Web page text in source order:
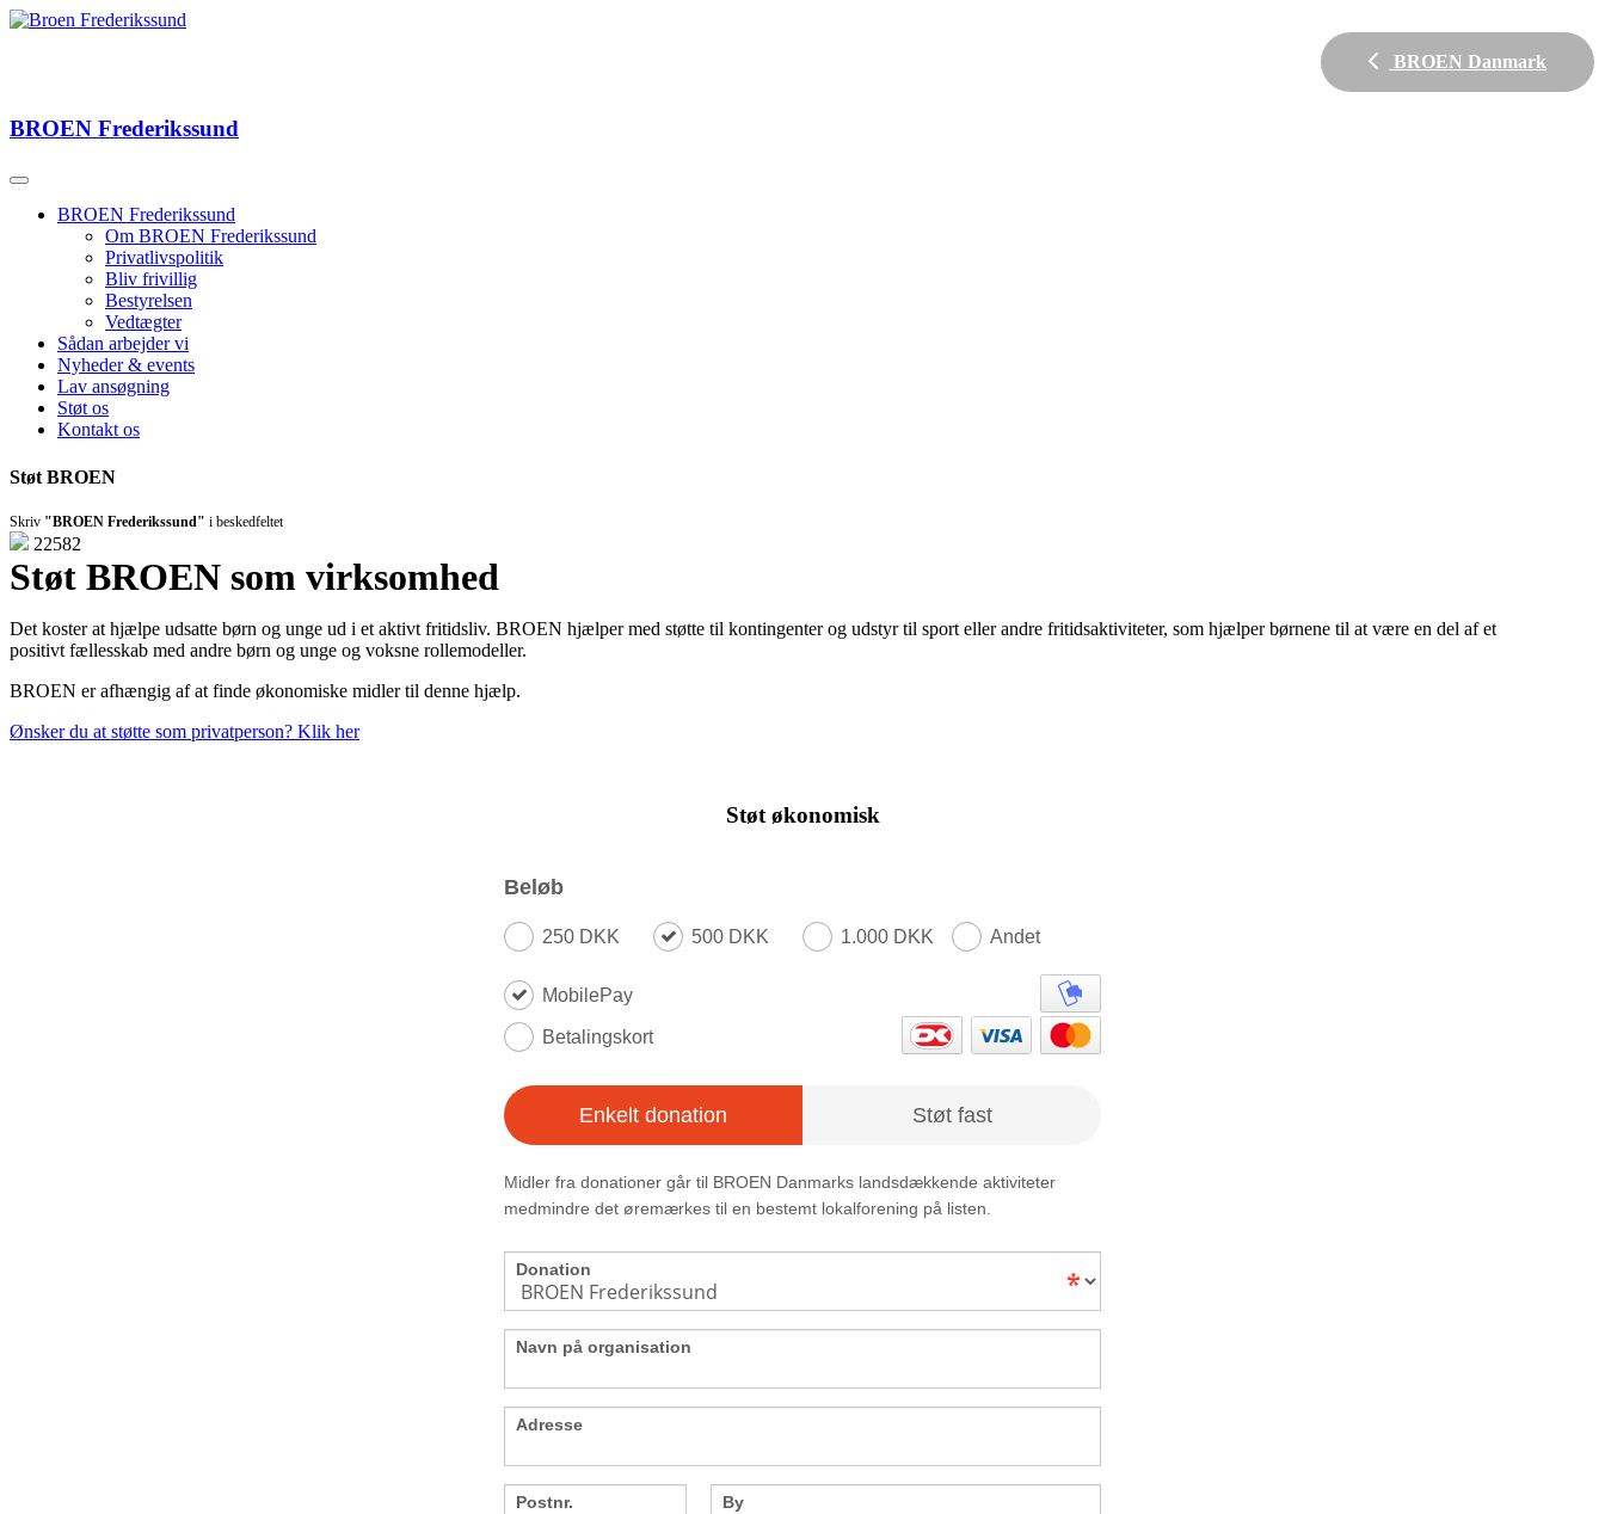
BROEN Danmark
BROEN Frederikssund
BROEN Frederikssund
Om BROEN Frederikssund
Privatlivspolitik
Bliv frivillig
Bestyrelsen
Vedtægter
Sådan arbejder vi
Nyheder & events
Lav ansøgning
Støt os
Kontakt os
Støt BROEN
Skriv "BROEN Frederikssund" i beskedfeltet
22582
Støt BROEN som virksomhed
Det koster at hjælpe udsatte børn og unge ud i et aktivt fritidsliv. BROEN hjælper med støtte til kontingenter og udstyr til sport eller andre fritidsaktiviteter, som hjælper børnene til at være en del af et
positivt fællesskab med andre børn og unge og voksne rollemodeller.
BROEN er afhængig af at finde økonomiske midler til denne hjælp.
Ønsker du at støtte som privatperson? Klik her
Støt økonomisk